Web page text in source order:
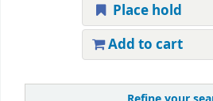
Place hold
Add to cart